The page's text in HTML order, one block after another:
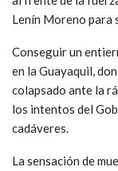
Lenín Moreno para
Conseguir un
en la Guayaquil,
colapsado ante la
los intentos del
cadáveres.
La sensación de